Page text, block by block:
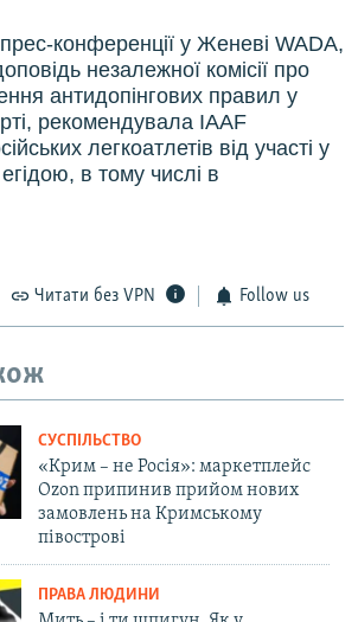
конференції у Женеві WADA,
незалежної комісії про
антидопінгових правил у
рекомендувала IAAF
легкоатлетів від участі у
егідою, в тому числі в
Читати без VPN Follow us
СУСПІЛЬСТВО
«Крим – не Росія»: маркетплейс
Ozon припинив прийом нових
замовлень на Кримському
півострові
ПРАВА ЛЮДИНИ